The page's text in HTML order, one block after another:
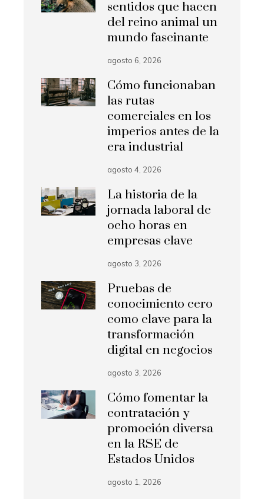
sentidos que hacen
del reino animal un
mundo fascinante
agosto 6, 2026
Cómo funcionaban
las rutas
comerciales en los
imperios antes de la
era industrial
agosto 4, 2026
La historia de la
jornada laboral de
ocho horas en
empresas clave
agosto 3, 2026
Pruebas de
conocimiento cero
como clave para la
transformación
digital en negocios
agosto 3, 2026
Cómo fomentar la
contratación y
promoción diversa
en la RSE de
Estados Unidos
agosto 1, 2026